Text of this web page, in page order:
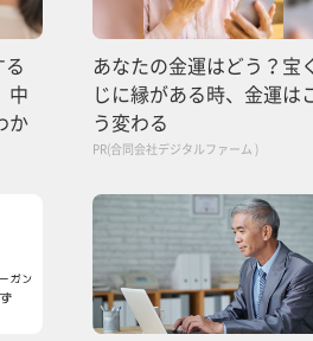
中
か
あなたの金運はどう？宝
じに縁がある時、金運は
う変わる
PR(合同会社デジタルファーム )